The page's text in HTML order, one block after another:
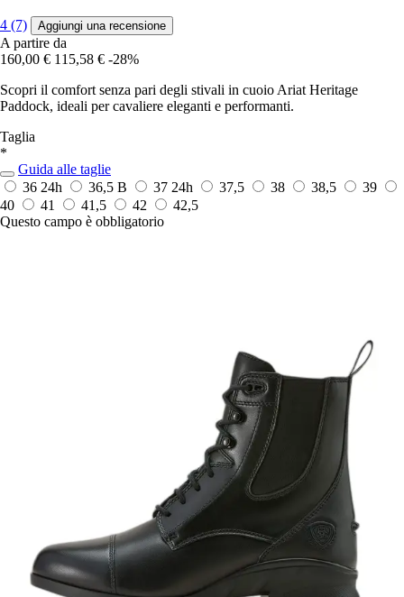
4 (7) Aggiungi una recensione
A partire da
160,00 € 115,58 € -28%
Scopri il comfort senza pari degli stivali in cuoio Ariat Heritage
Paddock, ideali per cavaliere eleganti e performanti.
Taglia
*
Guida alle taglie
36 24h 36,5 B 37 24h 37,5 38 38,5
39
40
41 41,5 42
42,5
Questo campo è obbligatorio